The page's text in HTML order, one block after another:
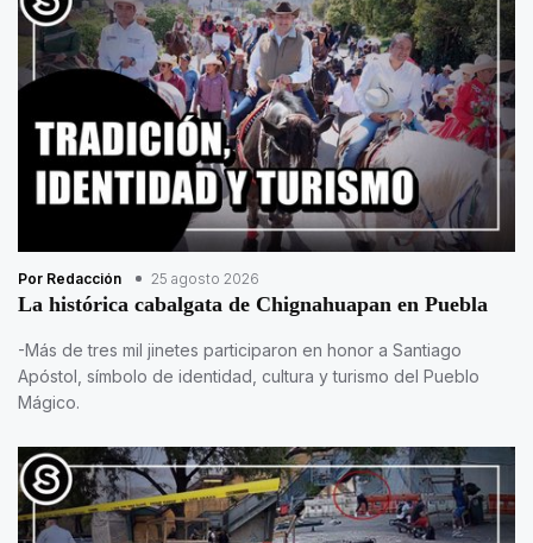
Por Redacción 25 agosto 2026
La histórica cabalgata de Chignahuapan en Puebla
-Más de tres mil jinetes participaron en honor a Santiago
Apóstol, símbolo de identidad, cultura y turismo del Pueblo
Mágico.